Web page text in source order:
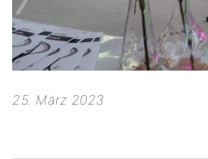
25. März 2023